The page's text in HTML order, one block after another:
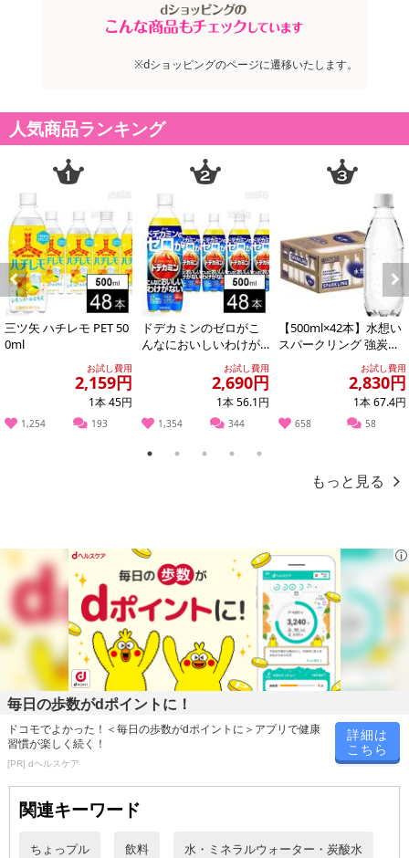
合がございます。
また、[新たな加工食品の原料原産地表示制度]の経過措置期間の終
了により、商品詳細内に記載の原産国・原材料の表記が旧表記の場
によるお申込み後のキャンセル・返品交換は対応いたしかねます。
【お支払いについて】
※送料はお試し費用に含まれております。
※お支払い方法は、電話料金合算払い、クレジットカード、dポイン
トの利用となります。
【発送・お届け・商品について】
※お申込み頂きました商品の同梱、お届けの日時指定はいたしかね
ます。
※会員様のご都合でお受取りいただけない場合、商品の再発送や返
金はいたしかねます。
また、お届け日時のご指定は、お受けできません。宅配業者からの
不在票にてご対応ください。
※dショッピングサンプル百貨店よりお届けする商品は、ご利用いた
止させていただきます。
発送日カレンダー
休業日
※dショッピングのページに遷移いたします。
人気商品ランキング
Previous
三ツ矢 ハチレモ PET 50
0ml
お試し費用
2,159円
1本 45円
1,254 193
ドデカミンのゼロがこ
んなにおいしいわけが
お試し費用
2,690円
1本 56.1円
1,354 344
【500ml×42本】水想い
スパークリング 強炭酸
水 500ml ラベルレスお試し費用
2,830円
1本 67.4円
658 58
Next
1 2 3 4 5
もっと見る
毎日の歩数がdポイントに！
ドコモでよかった！＜毎日の歩数がdポイントに＞アプリで健康
習慣が楽しく続く！
[PR] dヘルスケア
詳細は
こちら
関連キーワード
ちょっプル 飲料 水・ミネラルウォーター・炭酸水